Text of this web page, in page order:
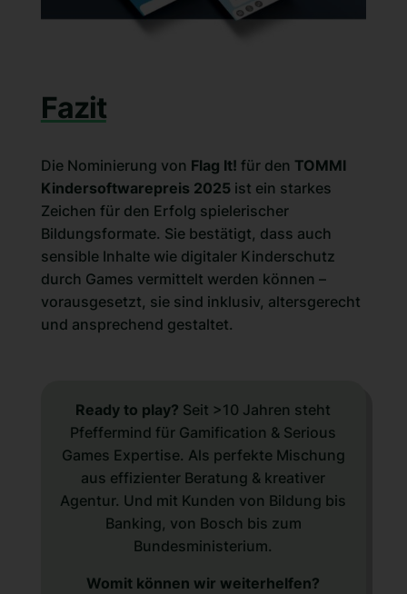
Fazit
Die Nominierung von Flag It! für den TOMMI
Kindersoftwarepreis 2025ist ein starkes
Zeichen für den Erfolg spielerischer
Bildungsformate. Sie bestätigt, dass auch
sensible Inhalte wie digitaler Kinderschutz
durch Games vermittelt werden können –
vorausgesetzt, sie sind inklusiv, altersgerecht
und ansprechend gestaltet.
Ready to play? Seit >10 Jahren steht
Pfeffermind für Gamification & Serious
Games Expertise. Als perfekte Mischung
aus effizienter Beratung & kreativer
Agentur. Und mit Kunden von Bildung bis
Banking, von Bosch bis zum
Bundesministerium.
Womit können wir weiterhelfen?